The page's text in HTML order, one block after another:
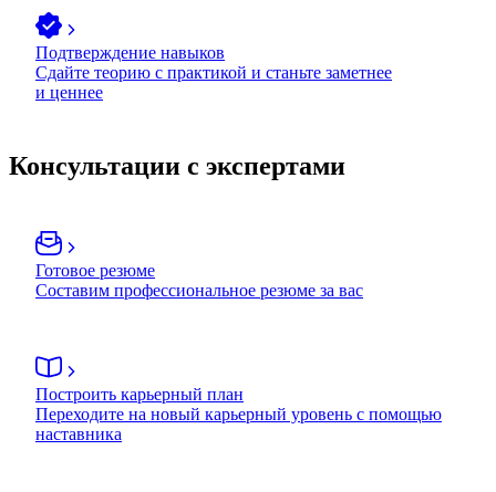
Подтверждение навыков
Сдайте теорию с практикой и станьте заметнее
и ценнее
Консультации с экспертами
Готовое резюме
Составим профессиональное резюме за вас
Построить карьерный план
Переходите на новый карьерный уровень с помощью
наставника